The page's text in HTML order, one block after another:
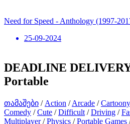
Need for Speed ​​- Anthology (1997-
25-09-2024
DEADLINE
Portable
თამაშები / Action /Arcade /Cartoony
Comedy /Cute /Difficult /Driving /
Multiplayer/Physics /Portable Games